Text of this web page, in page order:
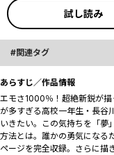
試し読み
関連タグ
あらすじ／作品情報
エモさ1000％！超絶新鋭が
が多すぎる高校一年生・長谷
いきたい。この気持ちを「夢
方法とは――。誰かの勇気にな
ページを完全収録。さらに描